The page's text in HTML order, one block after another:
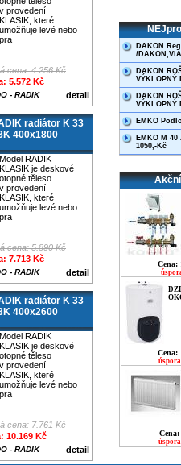
v provedení
KLASIK, které
umožňuje levé nebo
pra
cena: 4.256 Kč
5.572 Kč
detail
- RADIK
radiátor K 33
400x1800
Model RADIK
KLASIK je deskové
otopné těleso
v provedení
KLASIK, které
umožňuje levé nebo
pra
cena: 5.890 Kč
7.713 Kč
detail
- RADIK
radiátor K 33
400x2600
Model RADIK
KLASIK je deskové
otopné těleso
v provedení
KLASIK, které
umožňuje levé nebo
pra
cena: 7.761 Kč
10.169 Kč
detail
- RADIK
DAKON
/
DAKON
VÝKLOPNÝ
DAKON
VÝKLOPNÝ
EMKO
EMKO M
1050,-Kč
Cena:
Cena: